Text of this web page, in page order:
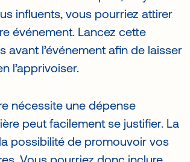
En plus, en y
influents, vous pourriez attirer
événement. Lancez cette
l’événement afin de laisser
nécessite une dépense
peut facilement se justifier. La
possibilité de promouvoir vos